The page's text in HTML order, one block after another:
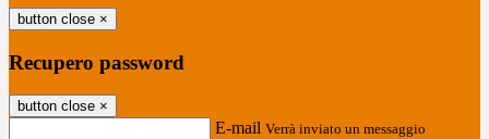
button close ×
Recupero password
button close ×
E-mail Verrà inviato un messaggio